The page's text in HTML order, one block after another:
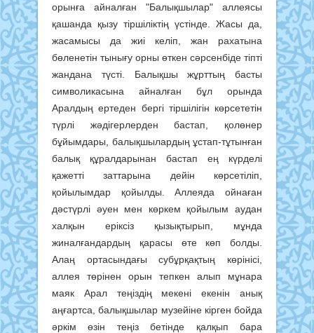
орынға айналған "Балықшылар" аллеясы
қашанда қызу тіршіліктің үстінде. Жасы да,
жасамысы да жиі келіп, жан рахатына
бөленетін тынығу орны өткен сәрсенбіде тіпті
жандана түсті. Балықшы жұрттың басты
символикасына айналған бұл орында
Аралдың ертеден бергі тіршілігін көрсететін
түрлі жәдігерлерден бастап, қолөнер
бұйымдары, балықшылардың ұстап-тұтынған
балық құралдарынан бастап ең күрделі
қажетті заттарына дейін көрсетіліп,
қойылымдар қойылды. Аллеяда ойнаған
дәстүрлі әуен мен көркем қойылым аудан
халқын еріксіз қызықтырып, мұнда
жиналғандардың қарасы өте көп болды.
Алаң ортасындағы субұрқақтың көрінісі,
аллея төрінен орын тепкен алып мұнара
маяк Арал теңіздің мекені екенін анық
аңғартса, балықшылар музейіне кірген бойда
әркім өзін теңіз бетінде қалқып бара